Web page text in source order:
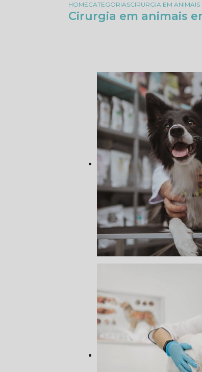
HOMECATEGORIASCIRURGIA EM
Cirurgia em animais